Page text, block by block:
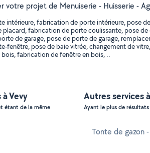
projet de Menuiserie - Huisserie -
intérieure, fabrication de porte intérieure, pose
fabrication de porte coulissante, pose
de garage, pose de porte de garage,
pose de baie vitrée, changement de
fabrication de fenêtre en bois, ..
Vevy
étant de la même
Autres services
Ayant le plus de
Tonte de gazon